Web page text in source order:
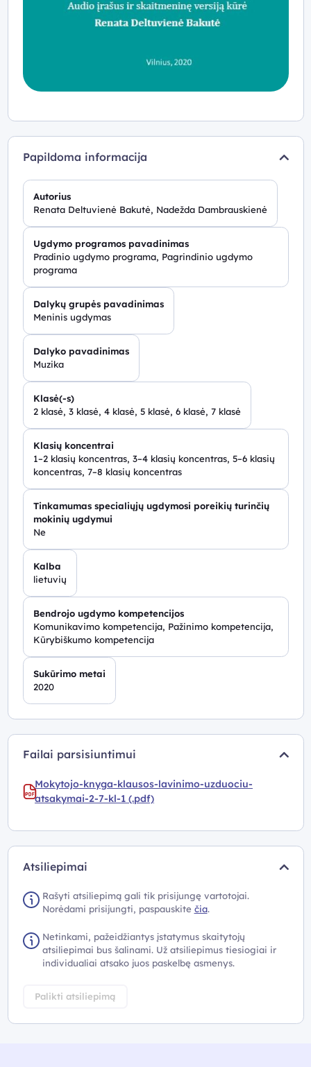
Papildoma informacija
Autorius
Renata Deltuvienė Bakutė, Nadežda Dambrauskienė
Ugdymo programos pavadinimas
Pradinio ugdymo programa, Pagrindinio ugdymo
programa
Dalykų grupės pavadinimas
Meninis ugdymas
Dalyko pavadinimas
Muzika
Klasė(-s)
2 klasė, 3 klasė, 4 klasė, 5 klasė, 6 klasė, 7 klasė
Klasių koncentrai
1–2 klasių koncentras, 3–4 klasių koncentras, 5–6 klasių
koncentras, 7–8 klasių koncentras
Tinkamumas specialiųjų ugdymosi poreikių turinčių
mokinių ugdymui
Ne
Kalba
lietuvių
Bendrojo ugdymo kompetencijos
Komunikavimo kompetencija, Pažinimo kompetencija,
Kūrybiškumo kompetencija
Sukūrimo metai
2020
Failai parsisiuntimui
Mokytojo-knyga-klausos-lavinimo-uzduociu-
atsakymai-2-7-kl-1 (.pdf)
Atsiliepimai
Rašyti atsiliepimą gali tik prisijungę vartotojai.
Norėdami prisijungti, paspauskite čia.
Netinkami, pažeidžiantys įstatymus skaitytojų
atsiliepimai bus šalinami. Už atsiliepimus tiesiogiai ir
individualiai atsako juos paskelbę asmenys.
Palikti atsiliepimą